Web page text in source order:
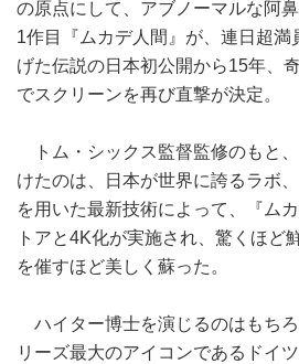
の原点にして、アブノーマルな阿
1作目『ムカデ人間』が、連日超満
げた伝説の日本初公開から15年、
でスクリーンを再び直撃が決定。
トム・シックス監督監修のもと
けたのは、日本が世界に誇るラボ
を用いた最新技術によって、『ム
トアと4K化が実施され、驚くほど
を催すほど美しく蘇った。
ハイター博士を演じるのはもち
リーズ最大のアイコンであるドイ